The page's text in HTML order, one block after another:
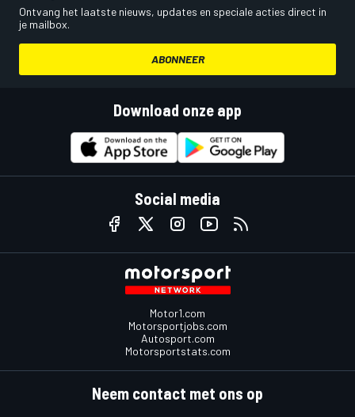
Ontvang het laatste nieuws, updates en speciale acties direct in
je mailbox.
ABONNEER
Download onze app
Social media
Motor1.com
Motorsportjobs.com
Autosport.com
Motorsportstats.com
Neem contact met ons op